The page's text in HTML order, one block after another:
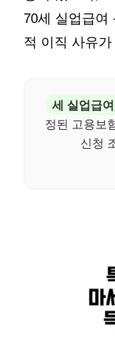
70세 실업급여
적 이직 사유
세 실업급여
정된 고용보
신청